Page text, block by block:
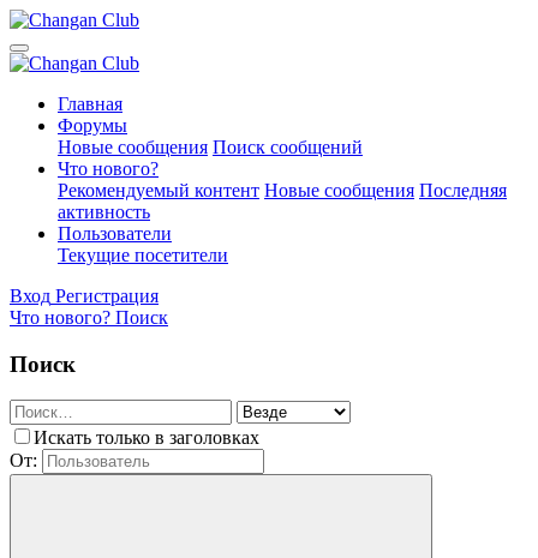
Главная
Форумы
Новые сообщения Поиск сообщений
Что нового?
Рекомендуемый контент Новые сообщения Последняя
активность
Пользователи
Текущие посетители
Вход Регистрация
Что нового? Поиск
Поиск
Искать только в заголовках
От: